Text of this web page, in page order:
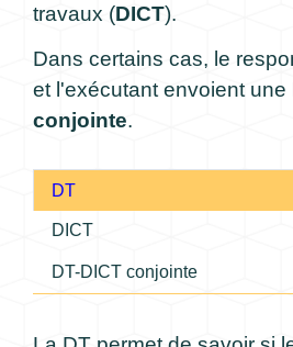
travaux (DICT).
Dans certains cas, le
et l'exécutant envoient une
conjointe.
DT
DICT
DT-DICT conjointe